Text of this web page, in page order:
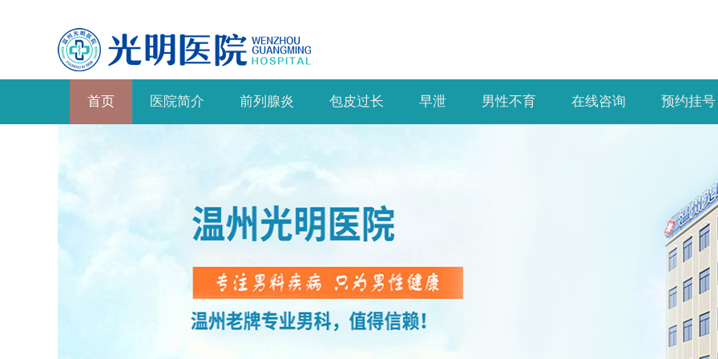
首页 医院简介 前列腺炎 包皮过长 早泄 男性不育 在线咨询 预约挂号